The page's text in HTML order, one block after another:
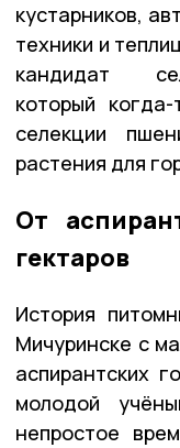
кустарников,
техники и
кандидат
который
селекции
растения для
От
гектаров
История
Мичуринске с
аспирантских
молодой
непростое